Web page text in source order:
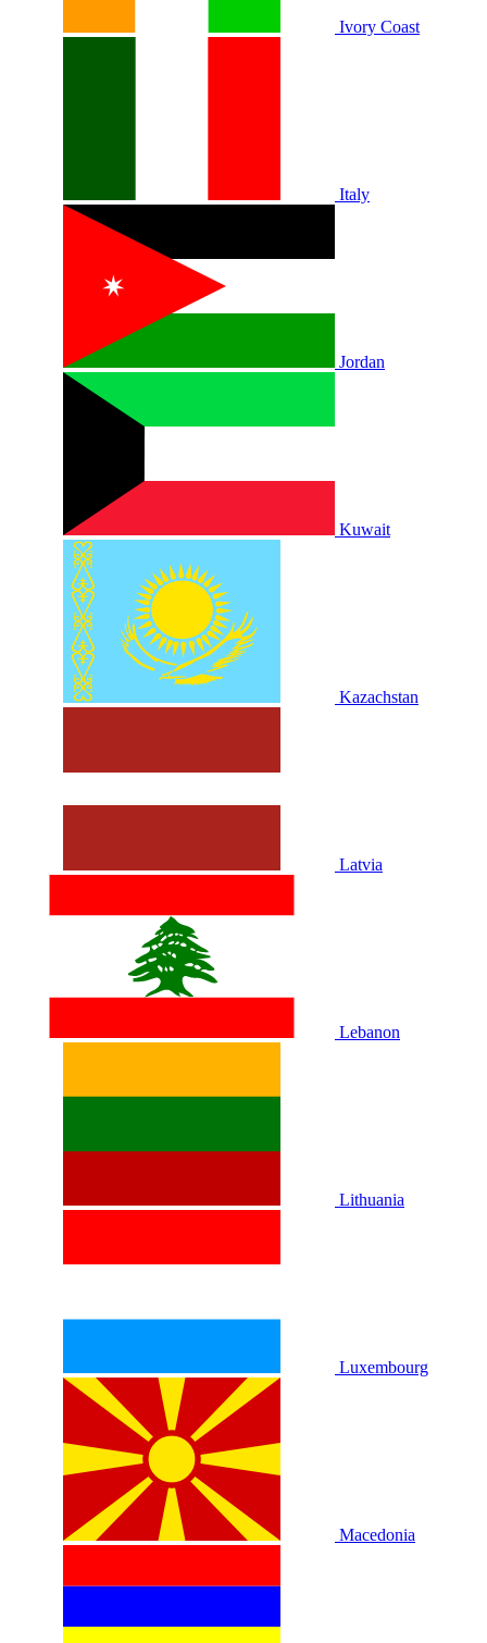
Ivory Coast
Italy
Jordan
Kuwait
Kazachstan
Latvia
Lebanon
Lithuania
Luxembourg
Macedonia